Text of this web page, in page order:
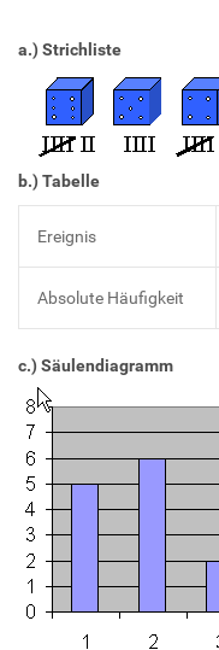
a.) Strichliste
b.) Tabelle
Ereignis
Absolute Häufigkeit
c.) Säulendiagramm